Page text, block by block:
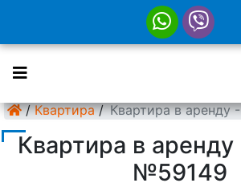
/ Квартира / Квартира в аренду
Квартира в
№59149